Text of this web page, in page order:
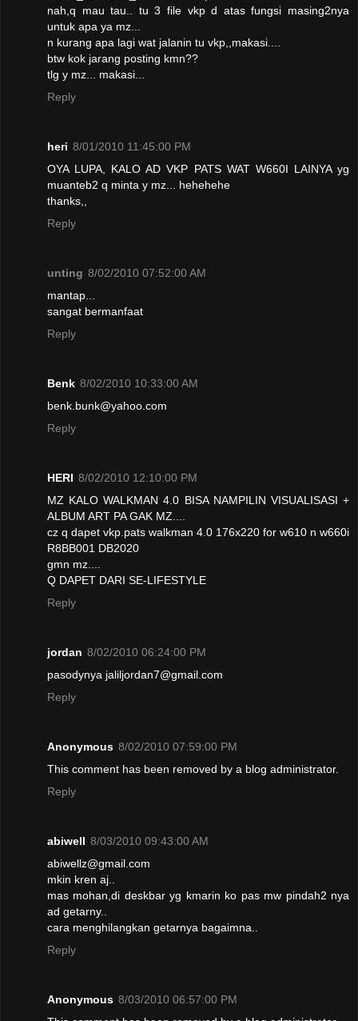
nah,q mau tau.. tu 3 file vkp d atas fungsi masing2nya
untuk apa ya mz...
n kurang apa lagi wat jalanin tu vkp,,makasi....
btw kok jarang posting kmn??
tlg y mz... makasi...
Reply
heri 8/01/2010 11:45:00 PM
OYA LUPA, KALO AD VKP PATS WAT W660I LAINYA yg
muanteb2 q minta y mz... hehehehe
thanks,,
Reply
unting 8/02/2010 07:52:00 AM
mantap...
sangat bermanfaat
Reply
Benk 8/02/2010 10:33:00 AM
benk.bunk@yahoo.com
Reply
HERI 8/02/2010 12:10:00 PM
MZ KALO WALKMAN 4.0 BISA NAMPILIN VISUALISASI +
ALBUM ART PA GAK MZ....
cz q dapet vkp.pats walkman 4.0 176x220 for w610 n w660i
R8BB001 DB2020
gmn mz....
Q DAPET DARI SE-LIFESTYLE
Reply
jordan 8/02/2010 06:24:00 PM
pasodynya jaliljordan7@gmail.com
Reply
Anonymous 8/02/2010 07:59:00 PM
This comment has been removed by a blog administrator.
Reply
abiwell 8/03/2010 09:43:00 AM
abiwellz@gmail.com
mkin kren aj..
mas mohan,di deskbar yg kmarin ko pas mw pindah2 nya
ad getarny..
cara menghilangkan getarnya bagaimna..
Reply
Anonymous 8/03/2010 06:57:00 PM